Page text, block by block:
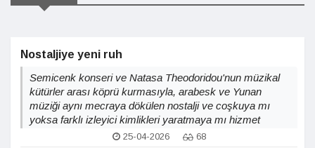
Nostaljiye yeni ruh
Semicenk konseri ve Natasa Theodoridou'nun müzikal
kütürler arası köprü kurmasıyla, arabesk ve Yunan
müziği aynı mecraya dökülen nostalji ve coşkuya mı
yoksa farklı izleyici kimlikleri yaratmaya mı hizmet
25-04-2026 68